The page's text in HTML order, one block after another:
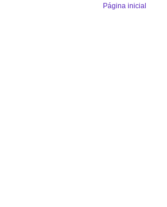
Página inicial